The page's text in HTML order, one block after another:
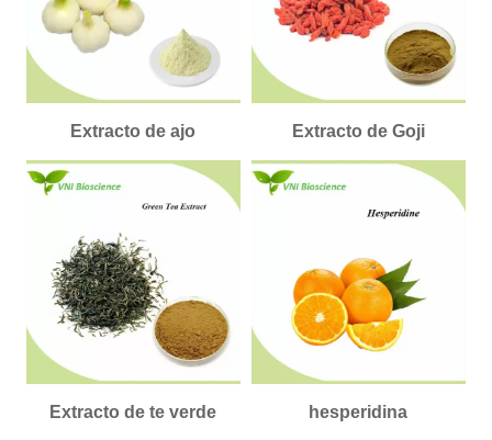
Extracto de ajo Extracto de Goji
Extracto de te verde hesperidina